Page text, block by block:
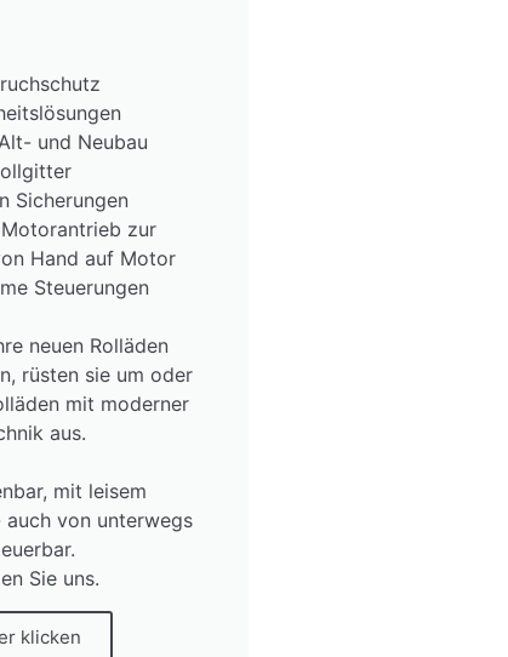
und Neubau
Sicherungen
zur
Hand auf Motor
Steuerungen
neuen Rolläden
rüsten sie um oder
mit moderner
aus.
mit leisem
von unterwegs
Sie uns.
klicken